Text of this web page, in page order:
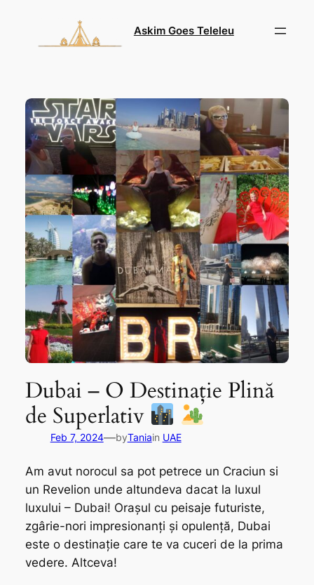
content
Askim Goes Teleleu
Dubai – O Destinație Plină
de Superlativ
Feb 7, 2024—byTaniain UAE
Am avut norocul sa pot petrece un Craciun si
un Revelion unde altundeva dacat la luxul
luxului – Dubai! Orașul cu peisaje futuriste,
zgârie-nori impresionanți și opulență, Dubai
este o destinație care te va cuceri de la prima
vedere. Altceva!